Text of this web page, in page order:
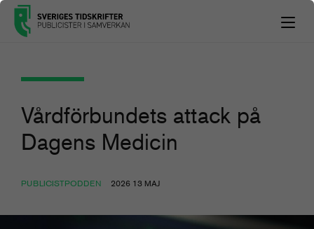
Vårdförbundets attack på
Dagens Medicin
PUBLICISTPODDEN 2026 13 MAJ